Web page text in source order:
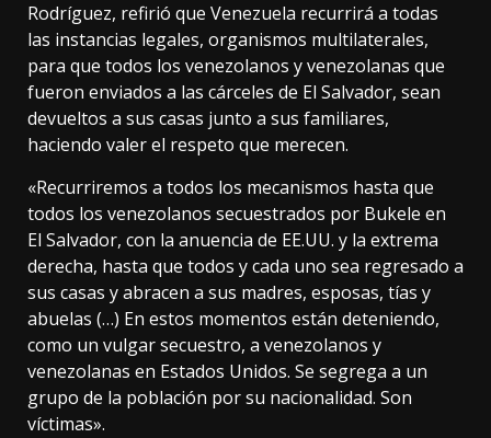
Rodríguez, refirió que Venezuela recurrirá a todas
las instancias legales, organismos multilaterales,
para que todos los venezolanos y venezolanas que
fueron enviados a las cárceles de El Salvador, sean
devueltos a sus casas junto a sus familiares,
haciendo valer el respeto que merecen.
«Recurriremos a todos los mecanismos hasta que
todos los venezolanos secuestrados por Bukele en
El Salvador, con la anuencia de EE.UU. y la extrema
derecha, hasta que todos y cada uno sea regresado a
sus casas y abracen a sus madres, esposas, tías y
abuelas (…) En estos momentos están deteniendo,
como un vulgar secuestro, a venezolanos y
venezolanas en Estados Unidos. Se segrega a un
grupo de la población por su nacionalidad. Son
víctimas».